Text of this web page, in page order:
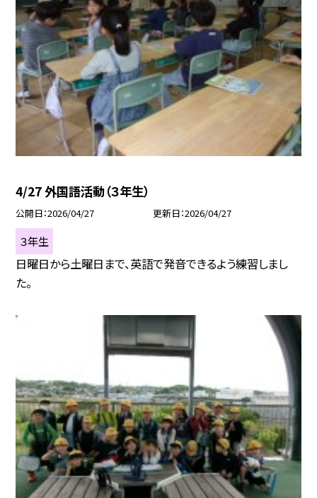
4/27 外国語活動（３年生）
公開日 2026/04/27 更新日 2026/04/27
３年生
日曜日から土曜日まで、英語で発音できるよう練習しまし
た。